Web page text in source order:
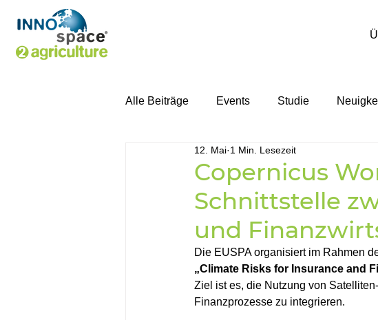
Alle Beiträge Events Studie
Copernicus
Schnittstelle
und
12. Mai 1 Min. Lesezeit
Die EUSPA organisiert im Rahmen
„Climate Risks for Insurance and
Ziel ist es, die Nutzung von
Finanzprozesse zu integrieren.